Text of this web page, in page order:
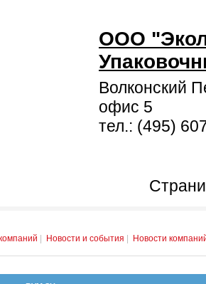
ООО
Волконский
офис 5
тел.: (495)
Новости и события Новости